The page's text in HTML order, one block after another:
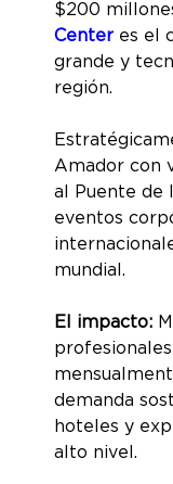
$200
Center es el
grande y
región.
Amador con
al Puente de
eventos
mundial.
El impacto:
demanda
hoteles y
alto nivel.